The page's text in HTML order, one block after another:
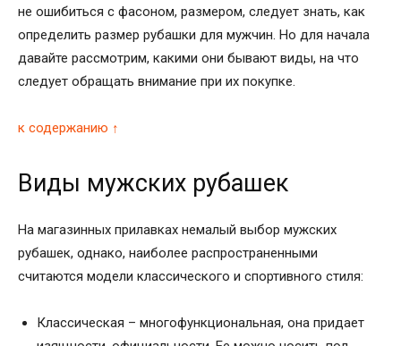
не ошибиться с фасоном, размером, следует знать, как
определить размер рубашки для мужчин. Но для начала
давайте рассмотрим, какими они бывают виды, на что
следует обращать внимание при их покупке.
к содержанию ↑
Виды мужских рубашек
На магазинных прилавках немалый выбор мужских
рубашек, однако, наиболее распространенными
считаются модели классического и спортивного стиля:
Классическая – многофункциональная, она придает